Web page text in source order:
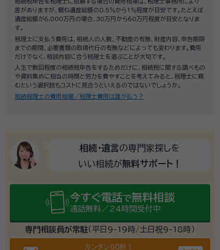
差がありますが、概ね遺産総額の0.5％から1％程度が目安です。たとえば
遺産総額が6,000万円の場合、30万円から60万円程度が目安となりま
す。
税理士に支払う費用は、相続人の人数、不動産の有無、財産内容、申告期限
までの期間、必要書類の取得代行の有無などによっても変わります。費用
だけでなく、相談内容に合う税理士を選ぶことが大切です。
人生で数回程度の相続税申告をするためだけに、相続税に関する調べもの
や資料集めに相当の時間と労力を費やすことを考えてみると、税理士に頼
むという選択肢もコストに見合うといえるのではないでしょうか。
相続税理士の費用相場／税理士費用は誰が払う？
相続・遺言の専門家探しを
いい相続が無料サポート！
今すぐ電話で無料相談
通話無料／24時間受付中
専門相談員が常駐（平日9-19時/土日祝9-18時）
カンタン60秒！